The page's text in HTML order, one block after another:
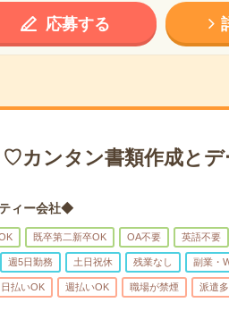
応募する
♡カンタン書類作成と
ィー会社◆
既卒第二新卒OK OA不要 英語不要
週5日勤務 土日祝休 残業なし 副業・
日払いOK 週払いOK 職場が禁煙 派遣多